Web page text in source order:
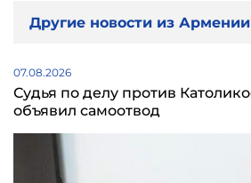
Другие новости из Армении
07.08.2026
Судья по делу против
объявил самоотвод